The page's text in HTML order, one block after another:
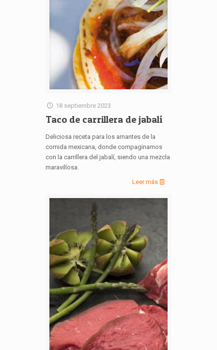
18 septiembre 2023
Taco de carrillera de jabalí
Deliciosa receta para los amantes de la
comida mexicana, donde compaginamos
con la carrillera del jabalí, siendo una mezcla
maravillosa.
Leer más